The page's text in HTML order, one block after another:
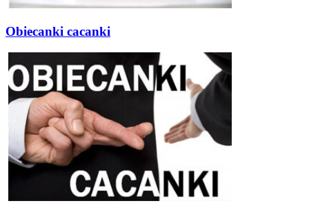
Obiecanki cacanki